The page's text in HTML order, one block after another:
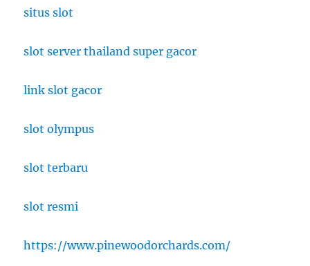
situs slot
slot server thailand super gacor
link slot gacor
slot olympus
slot terbaru
slot resmi
https://www.pinewoodorchards.com/